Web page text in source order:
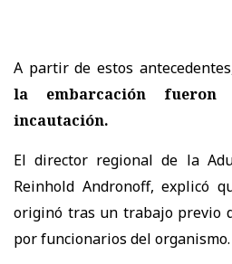
A partir de estos
la embarcación
incautación.
El director regional de la
Reinhold Andronoff, explicó
originó tras un trabajo previo
por funcionarios del organismo.